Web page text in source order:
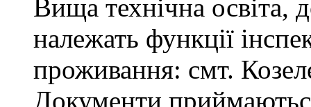
Вища технічна освіта,
належать функції
проживання: смт.
Документи